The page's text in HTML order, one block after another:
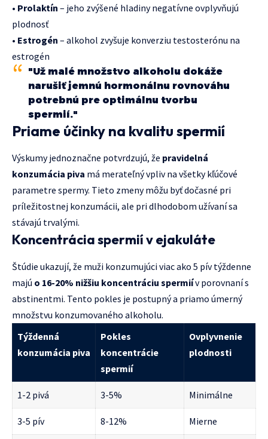
• Prolaktín – jeho zvýšené hladiny negatívne ovplyvňujú
plodnosť
• Estrogén – alkohol zvyšuje konverziu testosterónu na
estrogén
"Už malé množstvo alkoholu dokáže
narušiť jemnú hormonálnu rovnováhu
potrebnú pre optimálnu tvorbu
spermií."
Priame účinky na kvalitu spermií
Výskumy jednoznačne potvrdzujú, že pravidelná
konzumácia piva má merateľný vpliv na všetky kľúčové
parametre spermy. Tieto zmeny môžu byť dočasné pri
príležitostnej konzumácii, ale pri dlhodobom užívaní sa
stávajú trvalými.
Koncentrácia spermií v ejakuláte
Štúdie ukazují, že muži konzumujúci viac ako 5 pív týždenne
majú o 16-20% nižšiu koncentráciu spermiív porovnaní s
abstinentmi. Tento pokles je postupný a priamo úmerný
množstvu konzumovaného alkoholu.
Týždenná
konzumácia piva
Pokles
koncentrácie
spermií
Ovplyvnenie
plodnosti
1-2 pivá 3-5% Minimálne
3-5 pív 8-12% Mierne